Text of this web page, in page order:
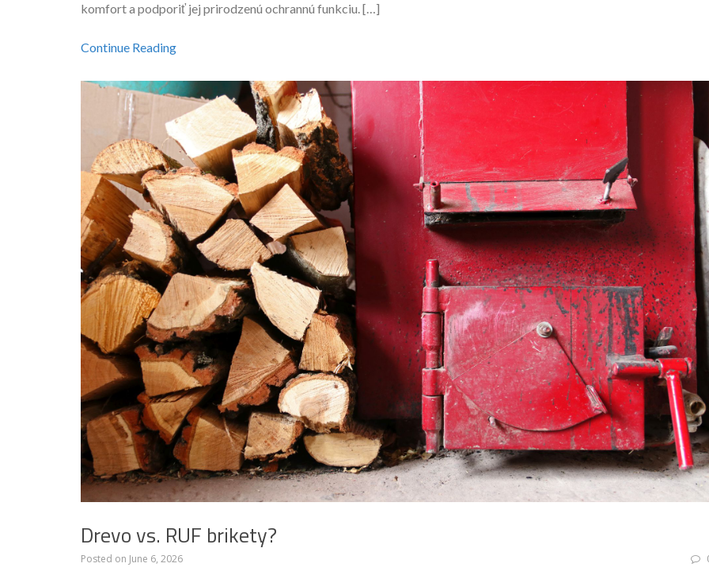
komfort a podporiť jej prirodzenú ochrannú funkciu. […]
Continue Reading
Drevo vs. RUF brikety?
Posted on June 6, 2026